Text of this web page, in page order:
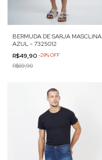
BERMUDA DE SARJA MASCLINA
AZUL - 7325012
R$49,90 -29%OFF
R$69,90